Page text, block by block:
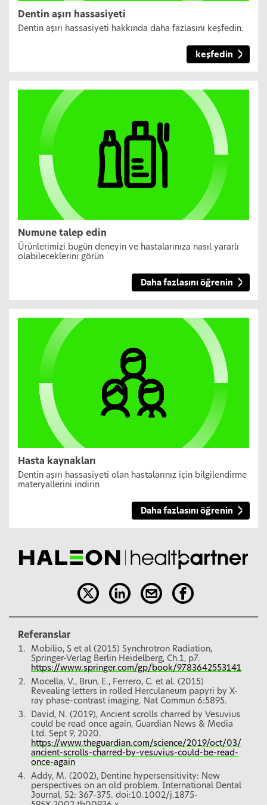
Dentin aşırı hassasiyeti
Dentin aşırı hassasiyeti hakkında daha fazlasını keşfedin.
keşfedin
Numune talep edin
Ürünlerimizi bugün deneyin ve hastalarınıza nasıl yararlı
olabileceklerini görün
Daha fazlasını öğrenin
Hasta kaynakları
Dentin aşırı hassasiyeti olan hastalarınız için bilgilendirme
materyallerini indirin
Daha fazlasını öğrenin
Referanslar
Mobilio, S et al (2015) Synchrotron Radiation,
Springer-Verlag Berlin Heidelberg, Ch.1, p7.
https://www.springer.com/gp/book/9783642553141
Mocella, V., Brun, E., Ferrero, C. et al. (2015)
Revealing letters in rolled Herculaneum papyri by X-
ray phase-contrast imaging. Nat Commun 6:5895.
David, N. (2019), Ancient scrolls charred by Vesuvius
could be read once again, Guardian News & Media
Ltd. Sept 9, 2020.
https://www.theguardian.com/science/2019/oct/03/
ancient-scrolls-charred-by-vesuvius-could-be-read-
once-again
Addy, M. (2002), Dentine hypersensitivity: New
perspectives on an old problem. International Dental
Journal, 52: 367-375. doi:10.1002/j.1875-